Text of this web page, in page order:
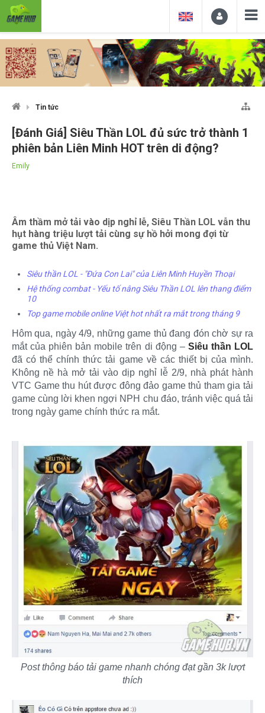
Tin tức
[Đánh Giá] Siêu Thần LOL đủ sức trở thành 1
phiên bản Liên Minh HOT trên di động?
Emily
Âm thầm mở tải vào dịp nghỉ lễ, Siêu Thần LOL vẫn thu
hụt hàng triệu lượt tải cùng sự hồ hởi mong đợi từ
game thủ Việt Nam.
Siêu thần LOL - "Đứa Con Lai" của Liên Minh Huyền Thoại
Hệ thống combat - Yếu tố nâng Siêu Thần LOL lên thang điểm
10
Top game mobile online Việt hot nhất ra mắt trong tháng 9
Hôm qua, ngày 4/9, những game thủ đang đón chờ sự ra
mắt của phiên bản mobile trên di động – Siêu thần LOL
đã có thể chính thức tải game về các thiết bị của mình.
Không nề hà mở tải vào dịp nghỉ lễ 2/9, nhà phát hành
VTC Game thu hút được đông đảo game thủ tham gia tải
game cùng lời khen ngợi NPH chu đáo, tránh việc quá tải
trong ngày game chính thức ra mắt.
Post thông báo tải game nhanh chóng đạt gần 3k lượt
thích